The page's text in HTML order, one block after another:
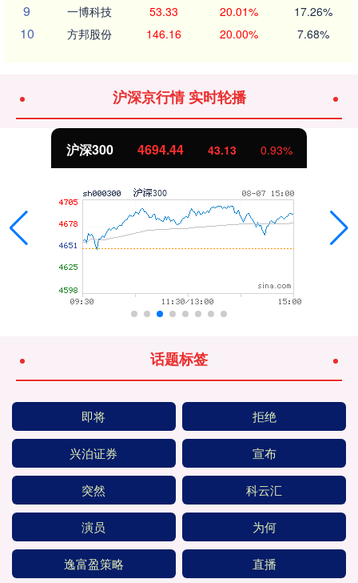
9 一博科技 53.33 20.01% 17.26%
10 方邦股份 146.16 20.00% 7.68%
沪深京行情 实时轮播
北证50 1134.24 11.37 1.01%
话题标签
即将 拒绝
兴泊证券 宣布
突然 科云汇
演员 为何
逸富盈策略 直播